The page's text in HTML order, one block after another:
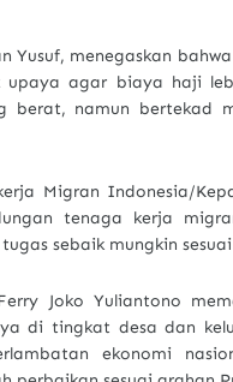
Yusuf, menegaskan
agar biaya haji
namun bertekad
Migran Indonesia/
tenaga kerja
sebaik mungkin
Joko Yuliantono
di tingkat desa dan
ekonomi